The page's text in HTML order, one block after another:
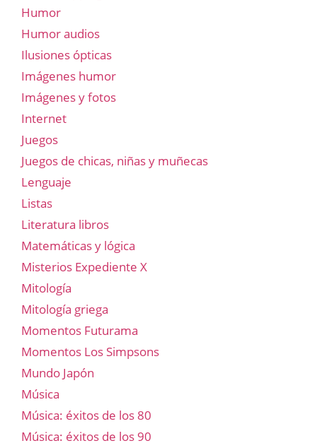
Humor
Humor audios
Ilusiones ópticas
Imágenes humor
Imágenes y fotos
Internet
Juegos
Juegos de chicas, niñas y muñecas
Lenguaje
Listas
Literatura libros
Matemáticas y lógica
Misterios Expediente X
Mitología
Mitología griega
Momentos Futurama
Momentos Los Simpsons
Mundo Japón
Música
Música: éxitos de los 80
Música: éxitos de los 90